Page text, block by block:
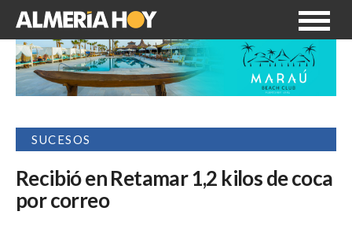
SUCESOS
Recibió en Retamar 1,2 kilos de coca
por correo